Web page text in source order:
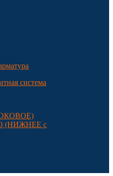
система
(НИЖНЕЕ с